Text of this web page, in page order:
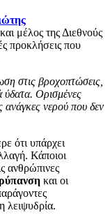
μέλος της Διεθνούς
προκλήσεις που
στις βροχοπτώσεις,
ύδατα. Ορισμένες
ανάγκες νερού που δεν
ότι υπάρχει
Κάποιοι
ανθρώπινες
ρύπανση και οι
λειψυδρία.